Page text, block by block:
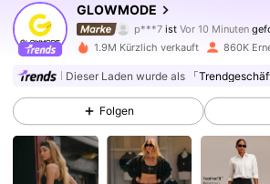
GLOWMODE
p***7 ist
s***1ist am Durchsuchen
4,90
2.2M Follower
4,90 2.2M Follower
4,90 2.2M Follower
1.9M Kürzlich verkauft 860K
Dieser Laden wurde als 「Trendgeschäft
Folgen